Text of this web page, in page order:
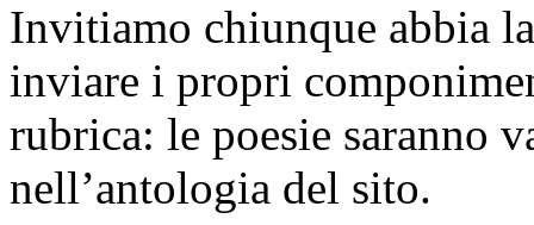
Invitiamo chiunque abbia
inviare i propri
rubrica: le poesie saranno
nell’antologia del sito.